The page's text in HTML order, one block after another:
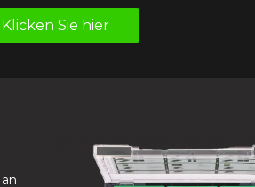
Klicken Sie hier